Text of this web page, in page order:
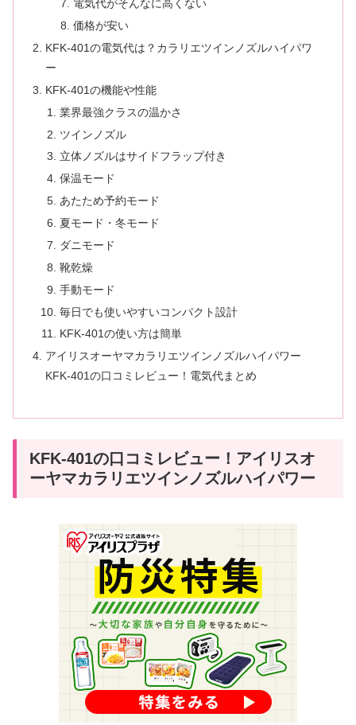
電気代がそんなに高くない
価格が安い
KFK-401の電気代は？カラリエツインノズルハイパワ
ー
KFK-401の機能や性能
業界最強クラスの温かさ
ツインノズル
立体ノズルはサイドフラップ付き
保温モード
あたため予約モード
夏モード・冬モード
ダニモード
靴乾燥
手動モード
毎日でも使いやすいコンパクト設計
KFK-401の使い方は簡単
アイリスオーヤマカラリエツインノズルハイパワー
KFK-401の口コミレビュー！電気代まとめ
KFK-401の口コミレビュー！アイリスオ
ーヤマカラリエツインノズルハイパワー